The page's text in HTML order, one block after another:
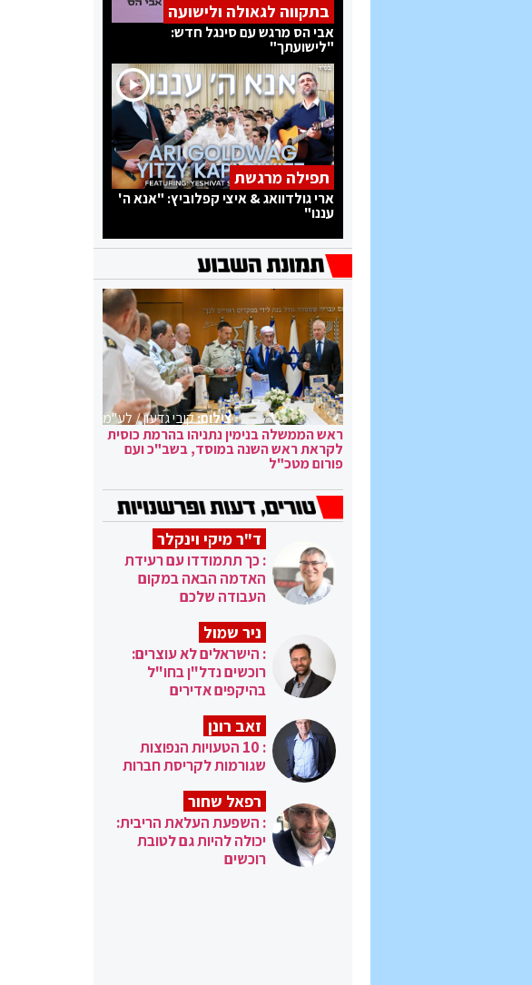
בתקווה לגאולה ולישועה
אבי הס מרגש עם סינגל חדש:
"לישועתך"
תפילה מרגשת
ארי גולדוואג & איצי קפלוביץ: "אנא ה'
עננו"
צילום:קובי גדעון / לע"מ
ראש הממשלה בנימין נתניהו בהרמת כוסית
לקראת ראש השנה במוסד, בשב"כ ועם
פורום מטכ"ל
ד"ר מיקי וינקלר
: כך תתמודדו עם רעידת
האדמה הבאה במקום
העבודה שלכם
ניר שמול
: הישראלים לא עוצרים:
רוכשים נדל"ן בחו"ל
בהיקפים אדירים
זאב רונן
: 10 הטעויות הנפוצות
שגורמות לקריסת חברות
רפאל שחור
: השפעת העלאת הריבית:
יכולה להיות גם לטובת
רוכשים